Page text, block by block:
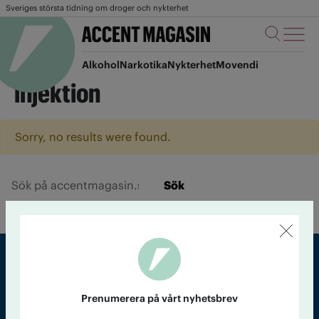
Sveriges största tidning om droger och nykterhet
AlkoholNarkotikaNykterhetMovendi
injektion
Sorry, no results were found.
Sök
Prenumerera på vårt nyhetsbrev